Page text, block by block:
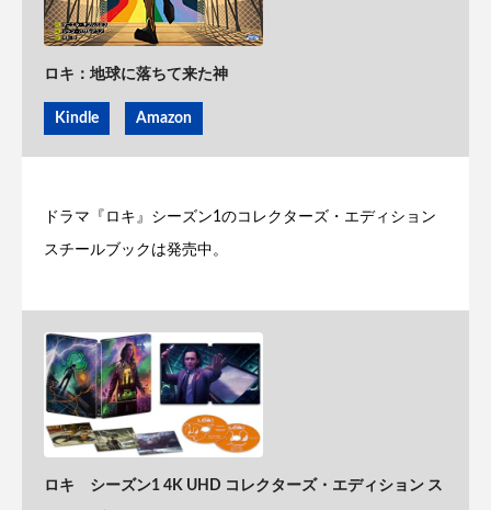
ロキ：地球に落ちて来た神
Kindle Amazon
ドラマ『ロキ』シーズン1のコレクターズ・エディション
スチールブックは発売中。
ロキ シーズン1 4K UHD コレクターズ・エディション ス